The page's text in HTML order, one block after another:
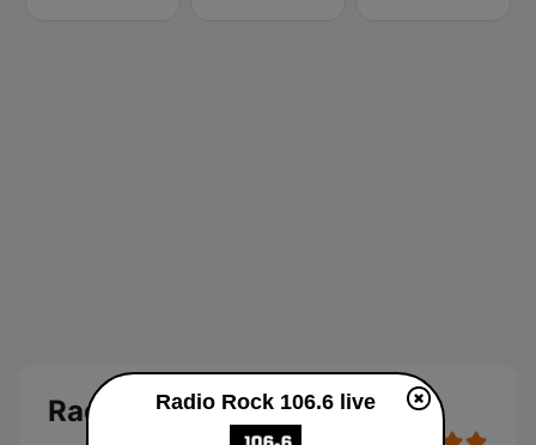
Radio Rock 106.6
Radio Rock 106.6 live